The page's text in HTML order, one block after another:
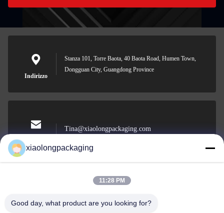
Indirizzo
Stanza 101, Torre Baota, 40 Baota Road, Humen Town,
Dongguan City, Guangdong Province
Tina@xiaolongpackaging.com
Telefono
xiaolongpackaging
11:28 PM
Good day, what product are you looking for?